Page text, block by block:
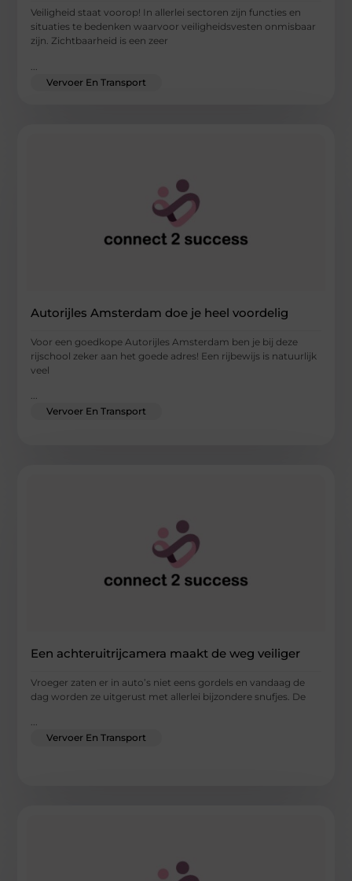
Veiligheid staat voorop! In allerlei sectoren zijn functies en
situaties te bedenken waarvoor veiligheidsvesten onmisbaar
zijn. Zichtbaarheid is een zeer
Vervoer En Transport
Autorijles Amsterdam doe je heel voordelig
Voor een goedkope Autorijles Amsterdam ben je bij deze
rijschool zeker aan het goede adres! Een rijbewijs is natuurlijk
veel
...
Vervoer En Transport
Een achteruitrijcamera maakt de weg veiliger
Vroeger zaten er in auto’s niet eens gordels en vandaag de
dag worden ze uitgerust met allerlei bijzondere snufjes. De
...
Vervoer En Transport